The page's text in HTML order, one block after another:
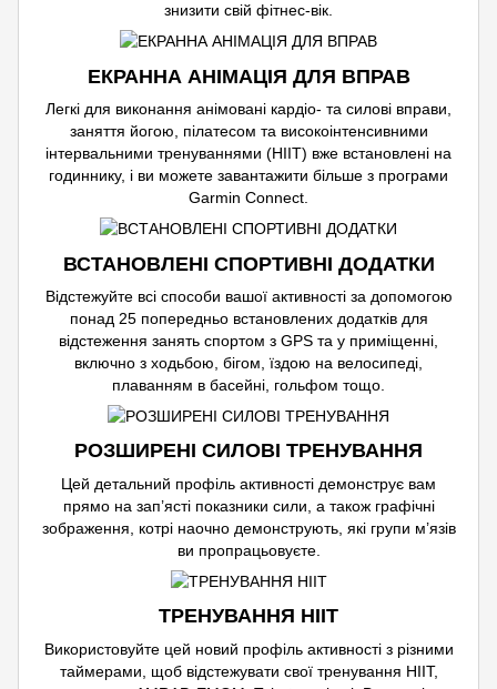
знизити свій фітнес-вік.
ЕКРАННА АНІМАЦІЯ ДЛЯ ВПРАВ
Легкі для виконання анімовані кардіо- та силові вправи,
заняття йогою, пілатесом та високоінтенсивними
інтервальними тренуваннями (HIIT) вже встановлені на
годиннику, і ви можете завантажити більше з програми
Garmin Connect.
ВСТАНОВЛЕНІ СПОРТИВНІ ДОДАТКИ
Відстежуйте всі способи вашої активності за допомогою
понад 25 попередньо встановлених додатків для
відстеження занять спортом з GPS та у приміщенні,
включно з ходьбою, бігом, їздою на велосипеді,
плаванням в басейні, гольфом тощо.
РОЗШИРЕНІ СИЛОВІ ТРЕНУВАННЯ
Цей детальний профіль активності демонструє вам
прямо на зап’ясті показники сили, а також графічні
зображення, котрі наочно демонструють, які групи м’язів
ви пропрацьовуєте.
ТРЕНУВАННЯ HIIT
Використовуйте цей новий профіль активності з різними
таймерами, щоб відстежувати свої тренування HIIT,